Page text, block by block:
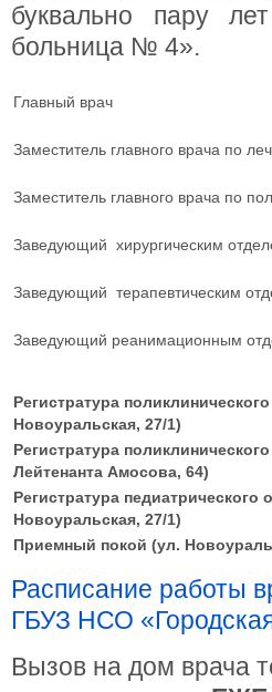
буквально пару
больница № 4».
Главный врач
Заместитель главного врача по
Заместитель главного врача по
Заведующий хирургическим
Заведующий терапевтическим
Заведующий реанимационным
Регистратура
Новоуральская, 27/1)
Регистратура
Лейтенанта Амосова, 64)
Регистратура педиатрического
Новоуральская, 27/1)
Приемный покой (ул.
Расписание работы
ГБУЗ НСО
Вызов на дом врача